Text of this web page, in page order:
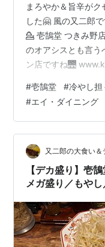
まろやか＆旨辛が
した🤗 風の又二郎
💁 壱鵠堂 つきみ野
のオアシスとも言う
ン店ですね🌉
にリリースされてい
になっていたんです
ーはこちらです💁
であれば¥1150のと
いた期間は終日麺大
#壱鵠堂 #冷やし担
#エイ・ダイニング
又二郎の大食い
【デカ盛り】壱
メガ盛り／もや
600g？／エイ・